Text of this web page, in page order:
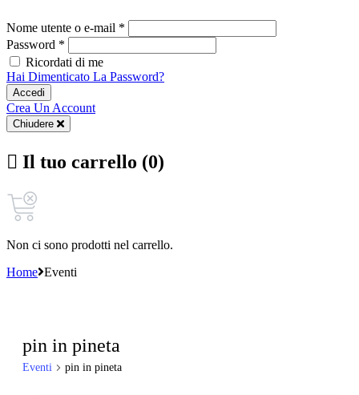
Nome utente o e-mail *
Password *
Ricordati di me
Hai Dimenticato La Password?
Accedi
Crea Un Account
Chiudere
Il tuo carrello (0)
Non ci sono prodotti nel carrello.
Home Eventi
pin in pineta
Eventi pin in pineta